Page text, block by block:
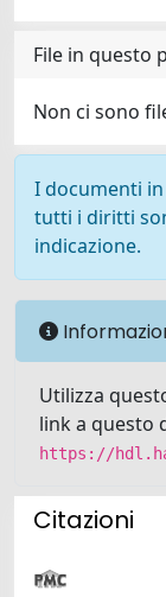
File in questo
Non ci sono
I documenti
tutti i diritti
indicazione.
Utilizza
link a questo
https://
Citazioni